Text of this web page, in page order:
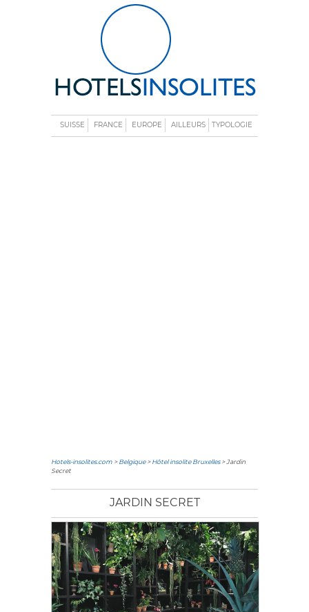
SUISSE FRANCE EUROPE AILLEURS TYPOLOGIE
Hotels-insolites.com >Belgique>Hôtel insolite Bruxelles> Jardin
Secret
JARDIN SECRET